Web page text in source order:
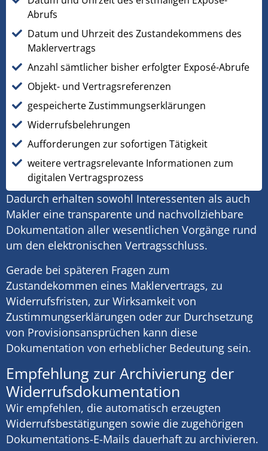
Abrufs
Datum und Uhrzeit des Zustandekommens des
Maklervertrags
Anzahl sämtlicher bisher erfolgter Exposé-Abrufe
Objekt- und Vertragsreferenzen
gespeicherte Zustimmungserklärungen
Widerrufsbelehrungen
Aufforderungen zur sofortigen Tätigkeit
weitere vertragsrelevante Informationen zum
digitalen Vertragsprozess
Dadurch erhalten sowohl Interessenten als auch
Makler eine transparente und nachvollziehbare
Dokumentation aller wesentlichen Vorgänge rund
um den elektronischen Vertragsschluss.
Gerade bei späteren Fragen zum
Zustandekommen eines Maklervertrags, zu
Widerrufsfristen, zur Wirksamkeit von
Zustimmungserklärungen oder zur Durchsetzung
von Provisionsansprüchen kann diese
Dokumentation von erheblicher Bedeutung sein.
Empfehlung zur Archivierung der
Widerrufsdokumentation
Wir empfehlen, die automatisch erzeugten
Widerrufsbestätigungen sowie die zugehörigen
Dokumentations-E-Mails dauerhaft zu archivieren.